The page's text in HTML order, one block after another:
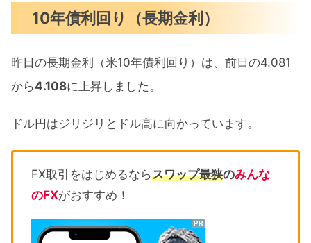
10年債利回り（長期金利）
昨日の長期金利（米10年債利回り）は、前日の4.081
から4.108に上昇しました。
ドル円はジリジリとドル高に向かっています。
FX取引をはじめるならスワップ最狭のみんな
のFXがおすすめ！